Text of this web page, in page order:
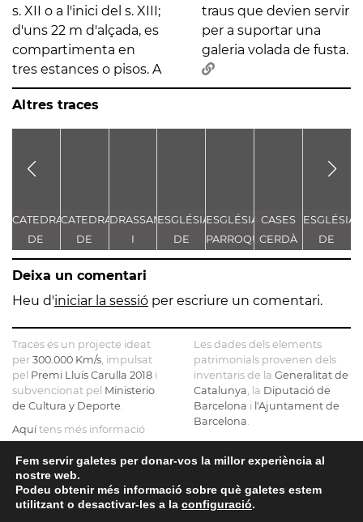
s. XII o a l'inici del s. XIII;
d'uns 22 m d'alçada, es
compartimenta en
tres estances o pisos. A
traus que devien servir
per a suportar una
galeria volada de fusta.
Altres traces
CATEDRAL
DE
SANTA
MARIA
CATEDRAL
DE
SANTA
MARIA
DRASSANES
I
MURALLA
MEDIEVAL
ESGLÉSIA
DE
SANTA
DEL
ESGLÉSIA
PARROQUIAL
DE
MARIA
CASES
CERDÀ
ESGLÉSIA
DE
SANTA
DEL PI I
Deixa un comentari
Heu d'iniciar la sessió per escriure un comentari.
Traces és un projecte ideat
per 300.000 Km/s , impulsat
pel Premi Lluís Carulla 2018 i
subvencionat pel Ministerio
de Cultura y Deporte
Aquítens més informació
sobre el projecte
Si ens vols contactar pots fer-
ho a info@tracesmap.org
Les dades dels elements
patrimonials provenen dels
inventaris de la Generalitat de
Catalunya , la Diputació de
Barcelona i l'Ajuntament de
Barcelona
El mapa base ha estat
realitzat amb dades de la
, l'Institut Cartogràfic i
Geològic de Catalunya
Fem servir galetes per donar-vos la millor experiència al
nostre web.
Podeu obtenir més informació sobre què galetes estem
utilitzant o desactivar-les a la configuració.